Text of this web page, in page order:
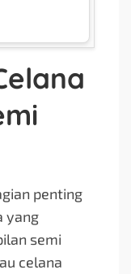
penting
yang
semi
celana